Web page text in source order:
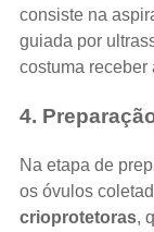
consiste na
guiada por
costuma receber
4.
Na etapa de
os óvulos
crioprotetoras,